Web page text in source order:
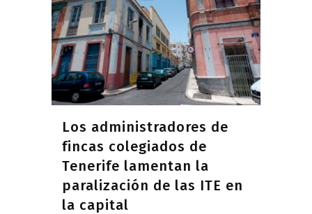
Los administradores de
fincas colegiados de
Tenerife lamentan la
paralización de las ITE en
la capital